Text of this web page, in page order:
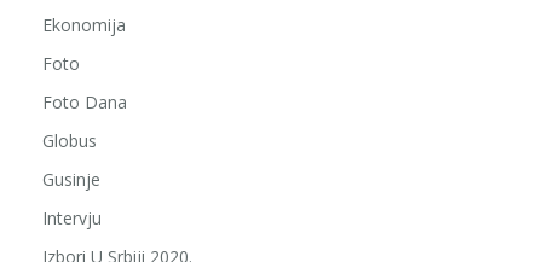
Ekonomija
Foto
Foto Dana
Globus
Gusinje
Intervju
Izbori U Srbiji 2020.